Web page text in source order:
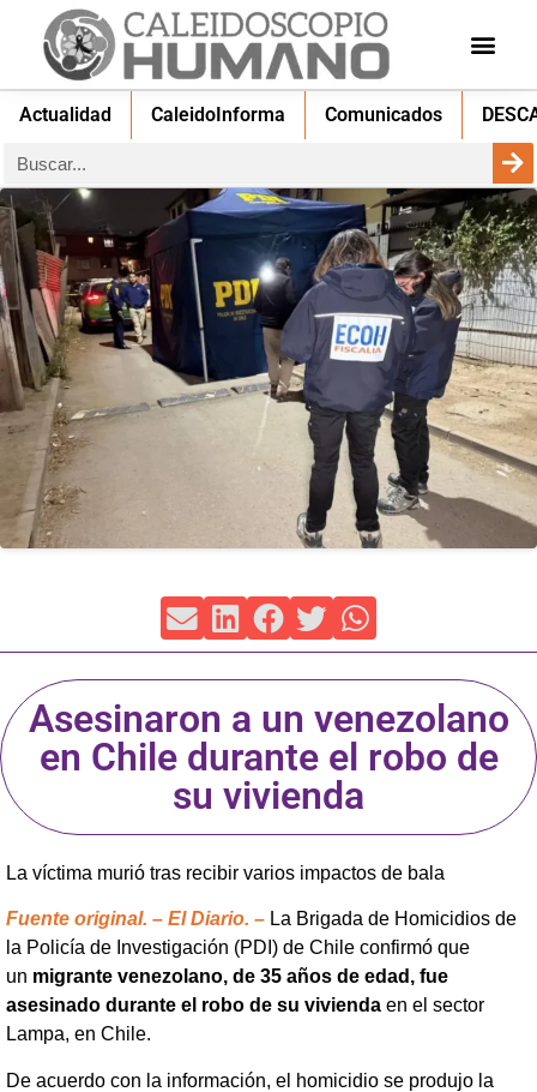
Actualidad CaleidoInforma Comunicados
Asesinaron a un venezolano
en Chile durante el robo de
su vivienda
La víctima murió tras recibir varios impactos de bala
Fuente original. – El Diario. – La Brigada de Homicidios de
la Policía de Investigación (PDI) de Chile confirmó que
un migrante venezolano, de 35 años de edad, fue
asesinado durante el robo de su vivienda en el sector
Lampa, en Chile.
De acuerdo con la información, el homicidio se produjo la